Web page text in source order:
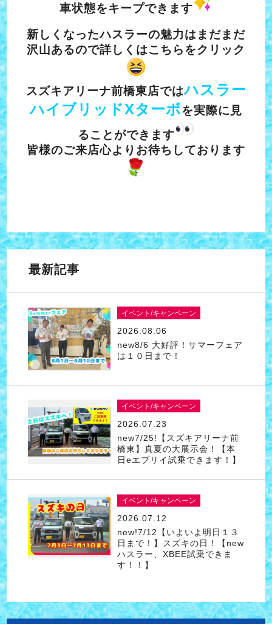
車状態をキープできます
新しくなったハスラーの魅力はまだまだ
沢山あるので詳しくはこちら をクリック
スズキアリーナ前橋東店ではハスラー
ハイブリッドXターボを実際に見
ることができます
皆様のご来店心よりお待ちしております
最新記事
イベント/キャンペーン
2026.08.06
new8/6 大好評！サマーフェア
は１０日まで！
イベント/キャンペーン
2026.07.23
new7/25!【スズキアリーナ前
橋東】真夏の大展示会！【本
日eエブリイ試乗できます！】
イベント/キャンペーン
2026.07.12
new!7/12【いよいよ明日１３
日まで！】スズキの日！【new
ハスラー、XBEE試乗できま
す！！】